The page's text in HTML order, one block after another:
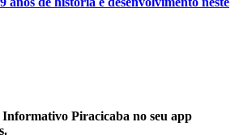
Informativo Piracicaba no seu app